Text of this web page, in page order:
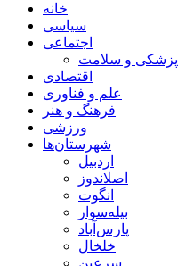
خانه
سیاسی
اجتماعی
پزشکی و سلامت
اقتصادی
علم و فناوری
فرهنگ و هنر
ورزشی
شهرستان‌ها
اردبیل
اصلاندوز
انگوت
بیله‌سوار
پارس‌آباد
خلخال